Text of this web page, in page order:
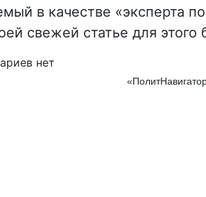
в качестве «эксперта
свежей статье для этого
нет